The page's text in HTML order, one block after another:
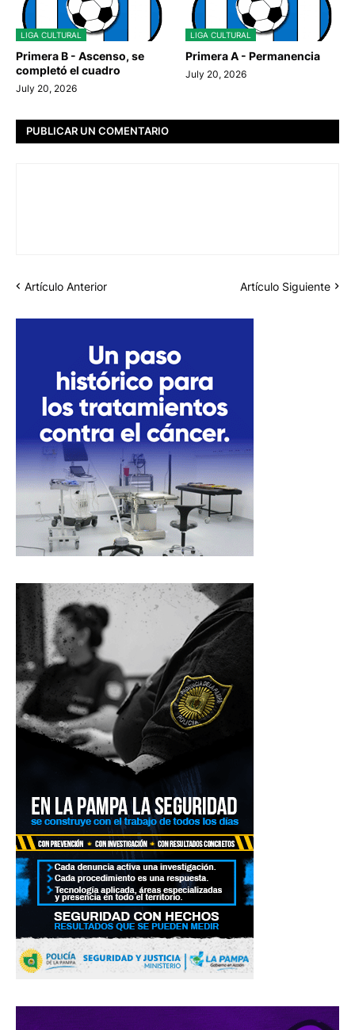
LIGA CULTURAL
Primera B - Ascenso, se
completó el cuadro
July 20, 2026
LIGA CULTURAL
Primera A - Permanencia
July 20, 2026
PUBLICAR UN COMENTARIO
Artículo Anterior Artículo Siguiente